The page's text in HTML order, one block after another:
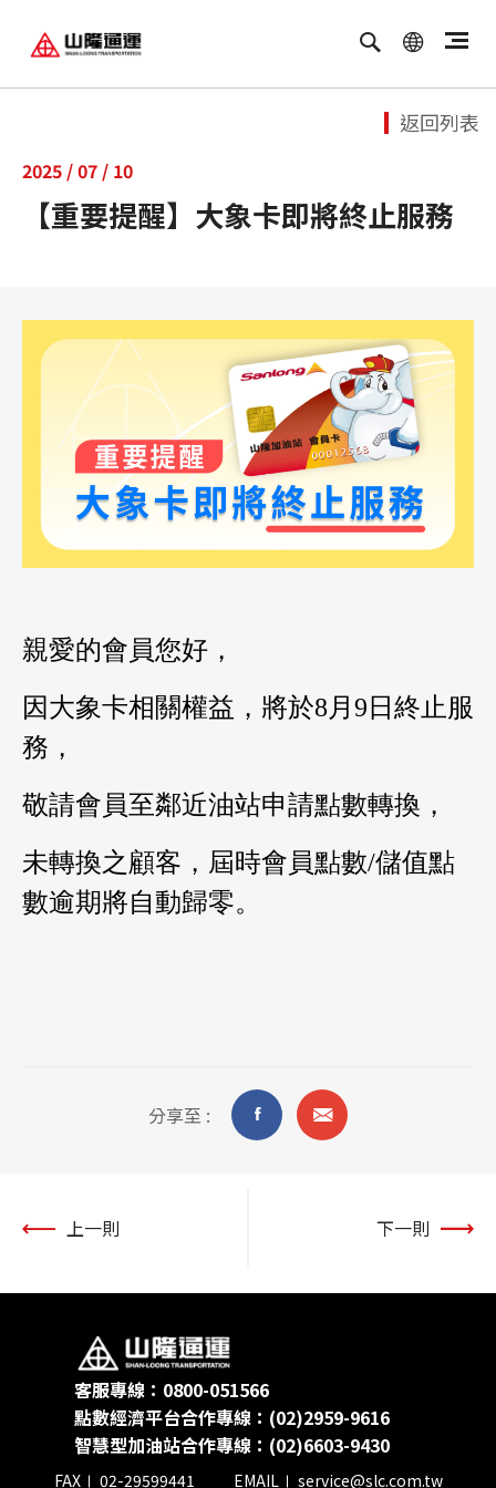
ENGLISH
油品客戶查詢
會員卡查詢
返回列表
2025 / 07 / 10
【重要提醒】大象卡即將終止服務
親愛的會員您好，
因大象卡相關權益，將於8 月 9 日終止服
務，
敬請會員至鄰近油站申請點數轉換，
未轉換之顧客，屆時會員點數/儲值點
數逾期將自動歸零。
分享至 :
上一則 下一則
客服專線：0800-051566
點數經濟平台合作專線：(02)2959-9616
智慧型加油站合作專線：(02)6603-9430
FAX 02-29599441 EMAIL service@slc.com.tw